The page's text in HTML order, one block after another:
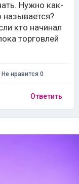
Нужно как-
называется?
кто начинал
торговлей
Не нравится 0
Ответить